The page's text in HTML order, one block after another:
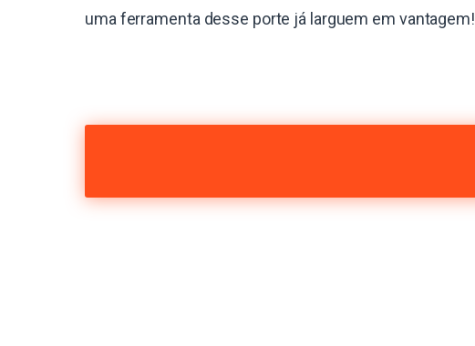
uma ferramenta desse porte já larguem em vantagem!